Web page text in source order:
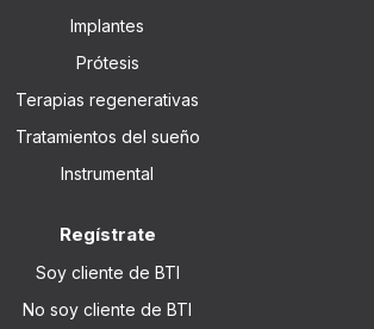
Implantes
Prótesis
Terapias regenerativas
Tratamientos del sueño
Instrumental
Regístrate
Soy cliente de BTI
No soy cliente de BTI